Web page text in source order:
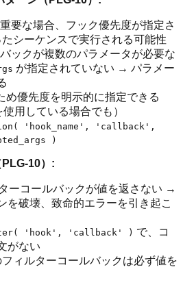
要な場合、フック優先度が指定さ
シーケンスで実行される可能性
ックが複数のパラメータが必要な
が指定されていない → パラメー
め優先度を明示的に指定できる
使用している場合でも）
'hook_name', 'callback',
)
10）:
ーコールバックが値を返さない →
を破壊、致命的エラーを引き起こ
'hook', 'callback' ) で、コ
がない
ィルターコールバックは必ず値を